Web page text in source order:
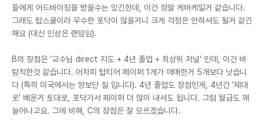
들에게 어드바이징을 받을수는 있긴한데, 이건 정말 케바케일거 같습니다.
그래도 탑스쿨이라 우수한 포닥이 많을거니 크게 걱정은 안하셔도 될거 같긴
해요 (대신 인성은 랜덤임).
B의 장점은 '교수님 direct 지도 + 4년 졸업 + 최상위 저널' 인데, 이건 바
람직한것 같습니다. 어차피 탑티어 페이퍼 1개가 애매한거 5개보다 낫습니
다 (특히 미국에서는 양보단 질 입니다). 4년 졸업도 장점인게, 4년간 '제대
로' 배운거 토대로, 포닥가서 페이퍼 더 많이 내셔도 됩니다. 그럼 월급도 꽤
늘어나고요. 그에 비해, C의 장점은 잘 모르겠습니다.